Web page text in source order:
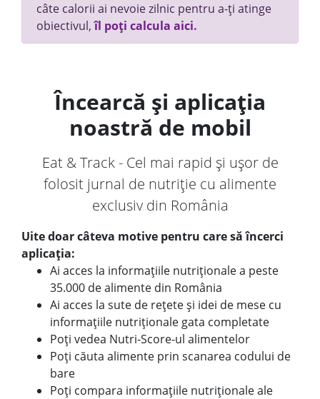
câte calorii ai nevoie zilnic pentru a-ți atinge
obiectivul,îl poți calcula aici.
Încearcă și aplicația
noastră de mobil
Eat & Track - Cel mai rapid și ușor de
folosit jurnal de nutriție cu alimente
exclusiv din România
Uite doar câteva motive pentru care să încerci
aplicația:
Ai acces la informațiile nutriționale a peste
35.000 de alimente din România
Ai acces la sute de rețete și idei de mese cu
informațiile nutriționale gata completate
Poți vedea Nutri-Score-ul alimentelor
Poți căuta alimente prin scanarea codului de
bare
Poți compara informațiile nutriționale ale